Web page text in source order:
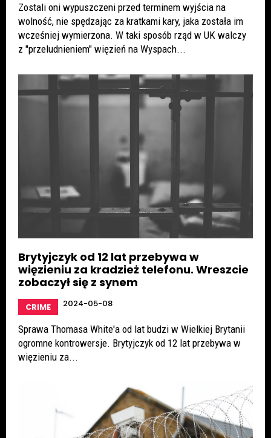
Zostali oni wypuszczeni przed terminem wyjścia na
wolność, nie spędzając za kratkami kary, jaka została im
wcześniej wymierzona. W taki sposób rząd w UK walczy
z "przeludnieniem" więzień na Wyspach...
Brytyjczyk od 12 lat przebywa w
więzieniu za kradzież telefonu. Wreszcie
zobaczył się z synem
CRIME 2024-05-08
Sprawa Thomasa White'a od lat budzi w Wielkiej Brytanii
ogromne kontrowersje. Brytyjczyk od 12 lat przebywa w
więzieniu za...